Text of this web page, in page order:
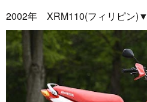
2002年 XRM110(フィリピン)▼